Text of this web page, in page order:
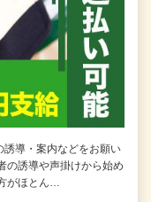
誘導・案内などをお願い
の誘導や声掛けから始め
がほとん…